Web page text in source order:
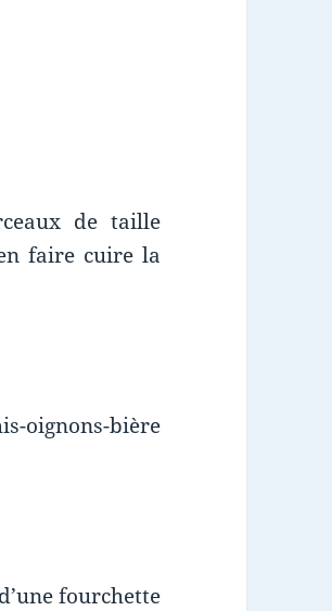
de taille
faire cuire la
bière
fourchette